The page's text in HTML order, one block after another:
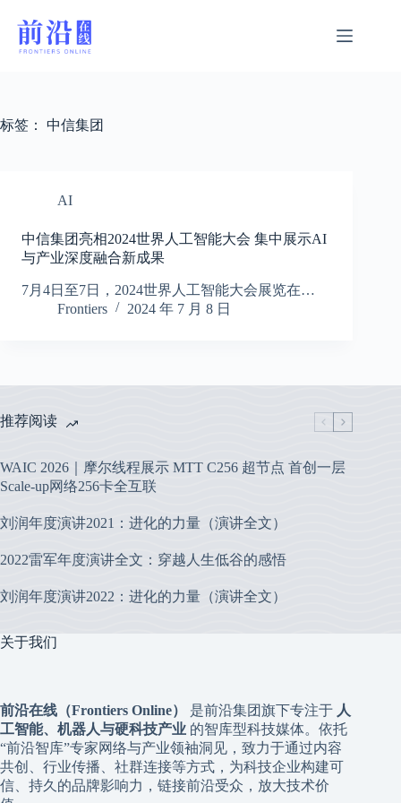
标签： 中信集团
AI
中信集团亮相2024世界人工智能大会 集中展示AI
与产业深度融合新成果
7月4日至7日，2024世界人工智能大会展览在…
Frontiers
2024 年 7 月 8 日
推荐阅读
WAIC 2026｜摩尔线程展示 MTT C256 超节点 首创一层
Scale-up网络256卡全互联
刘润年度演讲2021：进化的力量（演讲全文）
2022雷军年度演讲全文：穿越人生低谷的感悟
刘润年度演讲2022：进化的力量（演讲全文）
关于我们
前沿在线（Frontiers Online） 是前沿集团旗下专注于 人
工智能、机器人与硬科技产业 的智库型科技媒体。依托
“前沿智库”专家网络与产业领袖洞见，致力于通过内容
共创、行业传播、社群连接等方式，为科技企业构建可
信、持久的品牌影响力，链接前沿受众，放大技术价